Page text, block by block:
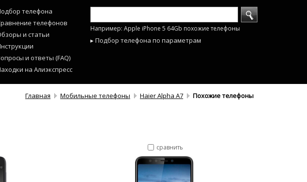
телефона
телефонов
и статьи
и ответы (FAQ)
на Алиэкспресс
Например: Apple iPhone 5 64Gb похожие телефоны
▸ Подбор телефона по параметрам
Главная Мобильные телефоны Haier Alpha A7 Похожие телефоны
сравнить